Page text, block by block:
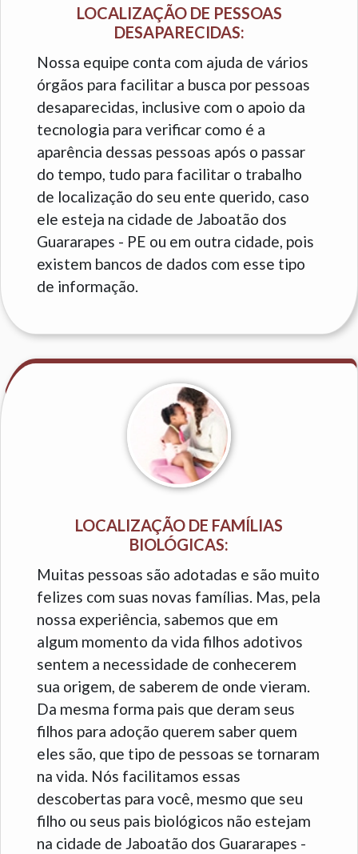
LOCALIZAÇÃO DE PESSOAS
DESAPARECIDAS:
Nossa equipe conta com ajuda de vários
órgãos para facilitar a busca por pessoas
desaparecidas, inclusive com o apoio da
tecnologia para verificar como é a
aparência dessas pessoas após o passar
do tempo, tudo para facilitar o trabalho
de localização do seu ente querido, caso
ele esteja na cidade de Jaboatão dos
Guararapes - PE ou em outra cidade, pois
existem bancos de dados com esse tipo
de informação.
LOCALIZAÇÃO DE FAMÍLIAS
BIOLÓGICAS:
Muitas pessoas são adotadas e são muito
felizes com suas novas famílias. Mas, pela
nossa experiência, sabemos que em
algum momento da vida filhos adotivos
sentem a necessidade de conhecerem
sua origem, de saberem de onde vieram.
Da mesma forma pais que deram seus
filhos para adoção querem saber quem
eles são, que tipo de pessoas se tornaram
na vida. Nós facilitamos essas
descobertas para você, mesmo que seu
filho ou seus pais biológicos não estejam
na cidade de Jaboatão dos Guararapes -